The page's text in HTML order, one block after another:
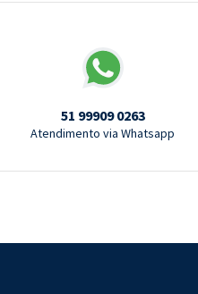
51 99909 0263
Atendimento via Whatsapp